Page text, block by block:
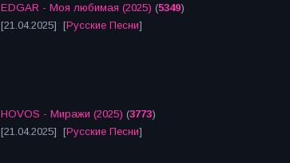
EDGAR - Моя любимая (2025) (5349)
[21.04.2025] [Русские Песни]
HOVOS - Миражи (2025) (3773)
[21.04.2025] [Русские Песни]